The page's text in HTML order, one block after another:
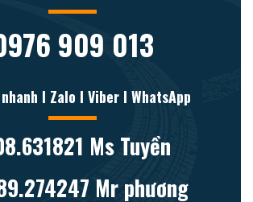
909 013
l Zalo l Viber l WhatsApp
Ms Tuyền
Mr phương